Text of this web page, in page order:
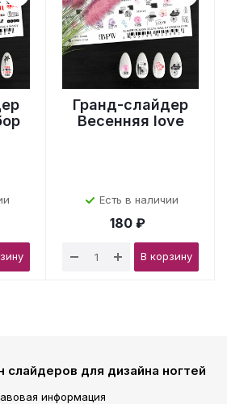
Гранд-слайдер
Весенняя love
Есть в наличии
180 ₽
В корзину
слайдеров для дизайна ногтей
информация